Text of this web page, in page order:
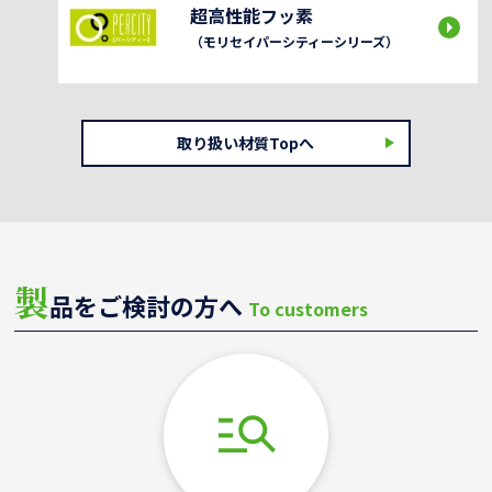
超高性能フッ素
（モリセイパーシティーシリーズ）
取り扱い材質Topへ
製品をご検討の方へ To customers